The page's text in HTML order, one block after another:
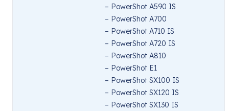
– PowerShot A590 IS
– PowerShot A700
– PowerShot A710 IS
– PowerShot A720 IS
– PowerShot A810
– PowerShot E1
– PowerShot SX100 IS
– PowerShot SX120 IS
– PowerShot SX130 IS